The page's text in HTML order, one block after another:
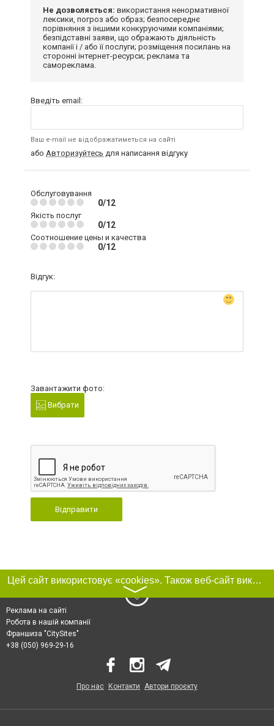
Не дозволяється: використання ненормативної
лексики, погроз або образ; безпосереднє
порівняння з іншими конкуруючими компаніями;
безпідставні заяви, що ображають діяльність
компанії і / або її послуги; розміщення посилань на
сторонні інтернет-ресурси; реклама та
самореклама.
Введіть email:
Ваш e-mail не відображатиметься на сайті
або Авторизуйтесь для написання відгуку
Обслуговування
0/12
Якість послуг
0/12
Соотношение цены и качества
0/12
Відгук:
Завантажити фото:
Вибрати
Відправити
Цей сайт використовує «cookies». Також веб-сайт використовує інтернет-сервіс для збору технічних даних стосовно відвідувачів з метою отримання маркетингової та статистичної інформації. Умови обробки даних відвідувачів сайту див.
〉
Реклама на сайті
Робота в нашій компанії
Франшиза "CitySites"
+38 (050) 969-29-16
Про нас Контакти Автори проєкту